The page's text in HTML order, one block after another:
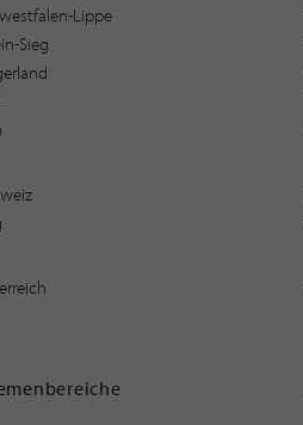
Lippe
Sieg